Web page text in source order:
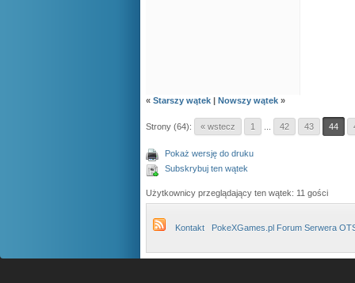
« Starszy wątek | Nowszy wątek »
Strony (64): « wstecz 1 42 43 44
Pokaż wersję do druku
Subskrybuj ten wątek
Użytkownicy przeglądający ten wątek: 11 gości
Kontakt PokeXGames.pl Forum Serwera